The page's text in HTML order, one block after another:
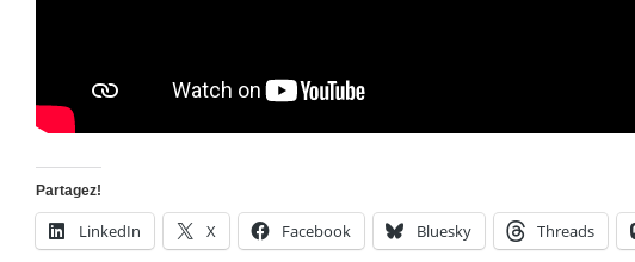
Partagez!
LinkedIn X Facebook Bluesky Threads